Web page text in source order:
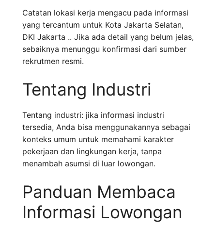
Catatan lokasi kerja mengacu pada informasi
yang tercantum untuk Kota Jakarta Selatan,
DKI Jakarta .. Jika ada detail yang belum jelas,
sebaiknya menunggu konfirmasi dari sumber
rekrutmen resmi.
Tentang Industri
Tentang industri: jika informasi industri
tersedia, Anda bisa menggunakannya sebagai
konteks umum untuk memahami karakter
pekerjaan dan lingkungan kerja, tanpa
menambah asumsi di luar lowongan.
Panduan Membaca
Informasi Lowongan